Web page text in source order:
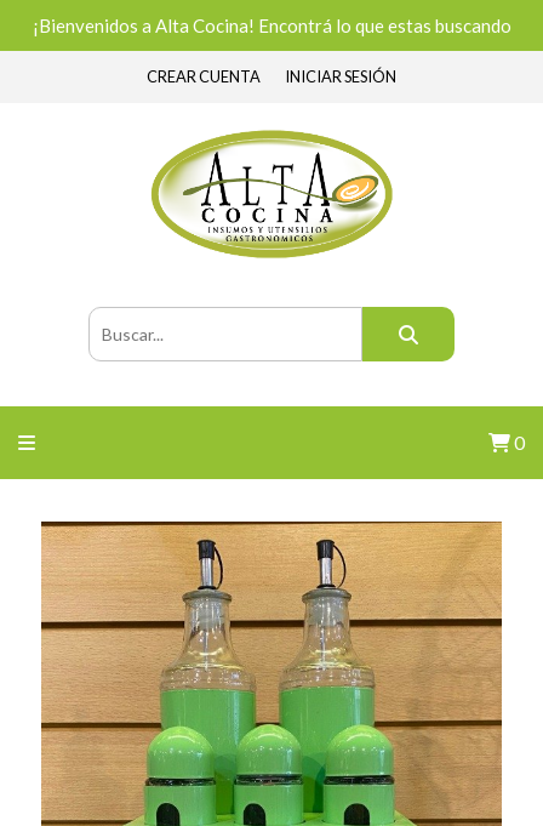
¡Bienvenidos a Alta Cocina! Encontrá lo que estas buscando
CREAR CUENTA INICIAR SESIÓN
0